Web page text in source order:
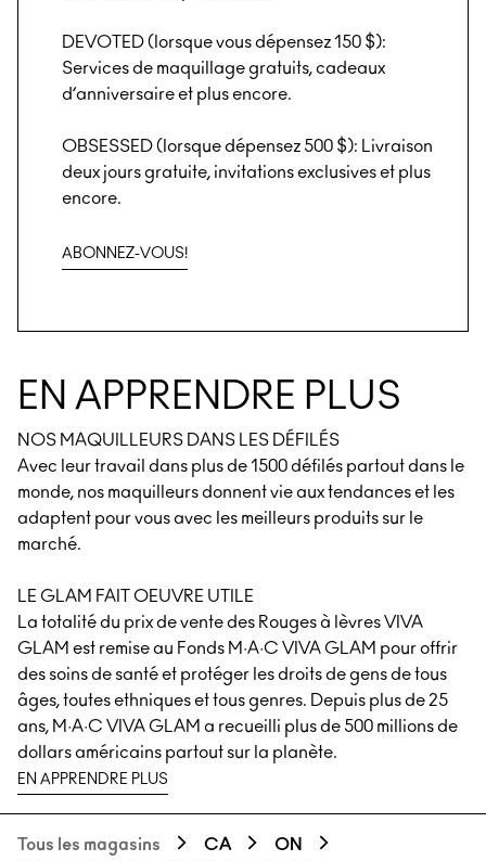
DEVOTED (lorsque vous dépensez 150 $):
Services de maquillage gratuits, cadeaux
d’anniversaire et plus encore.
OBSESSED (lorsque dépensez 500 $): Livraison
deux jours gratuite, invitations exclusives et plus
encore.
ABONNEZ-VOUS!
EN APPRENDRE PLUS
NOS MAQUILLEURS DANS LES DÉFILÉS
Avec leur travail dans plus de 1500 défilés partout dans le
monde, nos maquilleurs donnent vie aux tendances et les
adaptent pour vous avec les meilleurs produits sur le
marché.
LE GLAM FAIT OEUVRE UTILE
La totalité du prix de vente des Rouges à lèvres VIVA
GLAM est remise au Fonds M·A·C VIVA GLAM pour offrir
des soins de santé et protéger les droits de gens de tous
âges, toutes ethniques et tous genres. Depuis plus de 25
ans, M·A·C VIVA GLAM a recueilli plus de 500 millions de
dollars américains partout sur la planète.
EN APPRENDRE PLUS
Tous les magasins CA
ON